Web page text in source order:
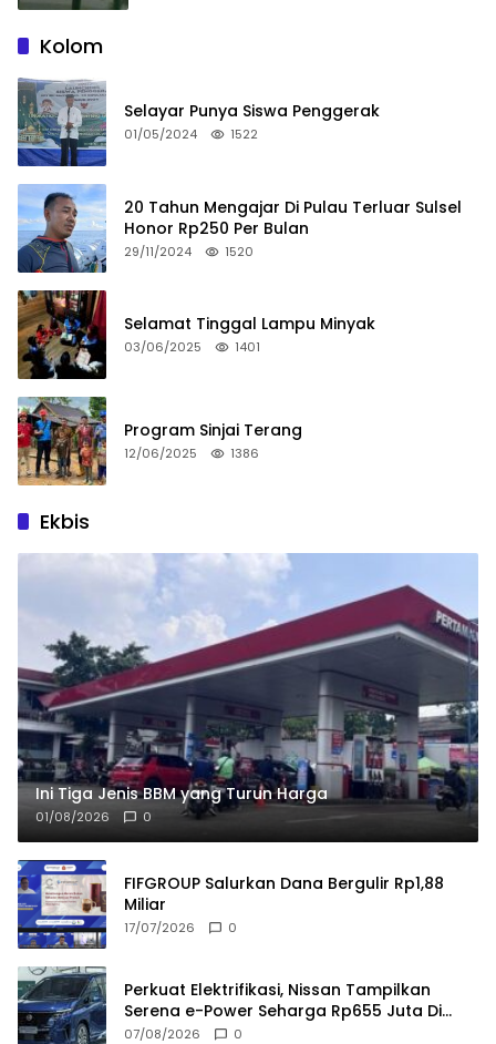
Kolom
Selayar Punya Siswa Penggerak
01/05/2024 1522
20 Tahun Mengajar Di Pulau Terluar Sulsel
Honor Rp250 Per Bulan
29/11/2024 1520
Selamat Tinggal Lampu Minyak
03/06/2025 1401
Program Sinjai Terang
12/06/2025 1386
Ekbis
Ini Tiga Jenis BBM yang Turun Harga
01/08/2026 0
FIFGROUP Salurkan Dana Bergulir Rp1,88
Miliar
17/07/2026 0
Perkuat Elektrifikasi, Nissan Tampilkan
Serena e-Power Seharga Rp655 Juta Di
GIIAS 2026
07/08/2026 0